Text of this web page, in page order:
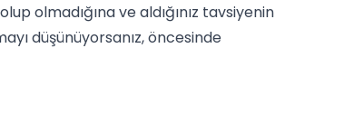
olmadığına ve aldığınız tavsiyenin
düşünüyorsanız, öncesinde